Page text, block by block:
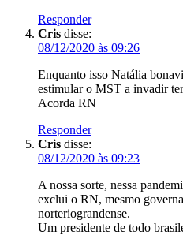
Responder
Cris disse:
08/12/2020 às 09:26
Enquanto isso Natália
estimular o MST a invadir
Acorda RN
Responder
Cris disse:
08/12/2020 às 09:23
A nossa sorte, nessa
exclui o RN, mesmo
norteriograndense.
Um presidente de todo